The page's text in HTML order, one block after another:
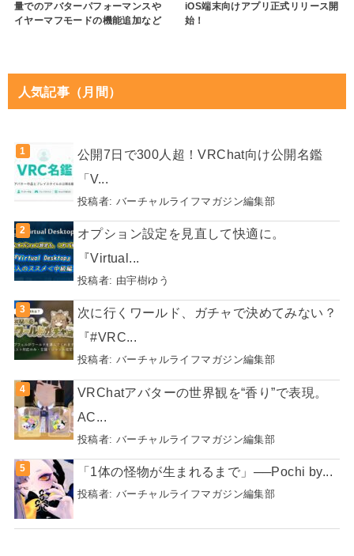
量でのアバターパフォーマンスや
イヤーマフモードの機能追加など
iOS端末向けアプリ正式リリース開
始！
人気記事（月間）
公開7日で300人超！VRChat向け公開名鑑
「V...
投稿者: バーチャルライフマガジン編集部
オプション設定を見直して快適に。
『Virtual...
投稿者: 由宇樹ゆう
次に行くワールド、ガチャで決めてみない？
『#VRC...
投稿者: バーチャルライフマガジン編集部
VRChatアバターの世界観を“香り”で表現。
AC...
投稿者: バーチャルライフマガジン編集部
「1体の怪物が生まれるまで」──Pochi by...
投稿者: バーチャルライフマガジン編集部